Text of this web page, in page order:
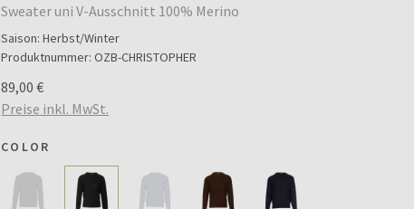
Sweater uni V-Ausschnitt 100% Merino
Saison: Herbst/Winter
Produktnummer:OZB-CHRISTOPHER
89,00 €
Preise inkl. MwSt.
COLOR